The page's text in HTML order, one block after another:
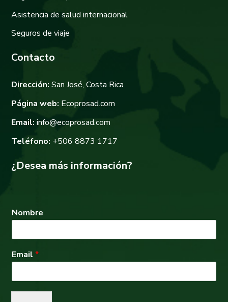
Asistencia de salud internacional
Seguros de viaje
Contacto
Dirección: San José, Costa Rica
Página web: Ecoprosad.com
Email: info@ecoprosad.com
Teléfono: +506 8873 1717
¿Desea más información?
Nombre
Email*